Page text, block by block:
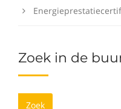
Zoek in de
Zoek